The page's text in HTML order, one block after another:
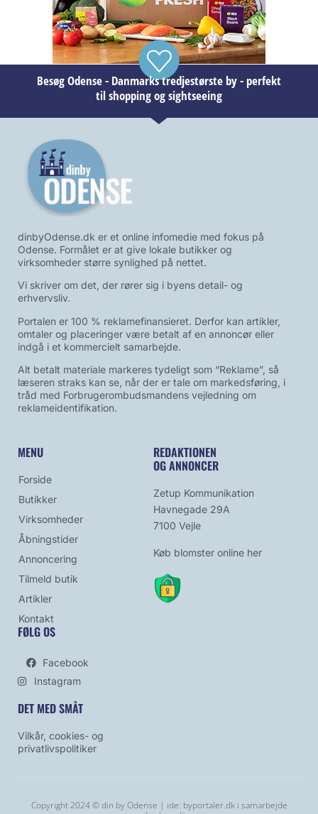
Besøg Odense - Danmarks tredjestørste by - perfekt
til shopping og sightseeing
dinbyOdense.dk er et online infomedie med fokus på
Odense. Formålet er at give lokale butikker og
virksomheder større synlighed på nettet.
Vi skriver om det, der rører sig i byens detail- og
erhvervsliv.
Portalen er 100 % reklamefinansieret. Derfor kan artikler,
omtaler og placeringer være betalt af en annoncør eller
indgå i et kommercielt samarbejde.
Alt betalt materiale markeres tydeligt som “Reklame”, så
læseren straks kan se, når der er tale om markedsføring, i
tråd med Forbrugerombudsmandens vejledning om
reklameidentifikation.
MENU
Forside
Butikker
Virksomheder
Åbningstider
Annoncering
Tilmeld butik
Artikler
Kontakt
REDAKTIONEN
OG ANNONCER
Zetup Kommunikation
Havnegade 29A
7100 Vejle
Køb blomster online her
FØLG OS
Facebook
Instagram
DET MED SMÅT
Vilkår, cookies- og
privatlivspolitiker
Copyright 2024 © din by Odense | ide: byportaler.dki samarbejde